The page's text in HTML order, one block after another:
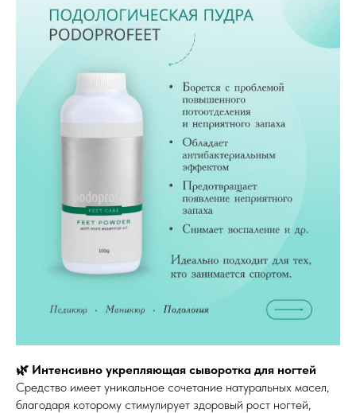
🌿 Интенсивно укрепляющая сыворотка для ногтей
Средство имеет уникальное сочетание натуральных масел,
благодаря которому стимулирует здоровый рост ногтей,